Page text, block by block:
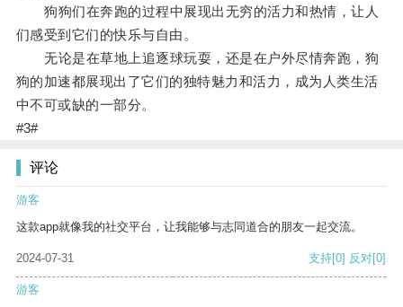
狗狗们在奔跑的过程中展现出无穷的活力和热情，让人
们感受到它们的快乐与自由。
无论是在草地上追逐球玩耍，还是在户外尽情奔跑，狗
狗的加速都展现出了它们的独特魅力和活力，成为人类生活
中不可或缺的一部分。
#3#
评论
游客
这款app就像我的社交平台，让我能够与志同道合的朋友一起交流。
2024-07-31 支持[0] 反对[0]
游客